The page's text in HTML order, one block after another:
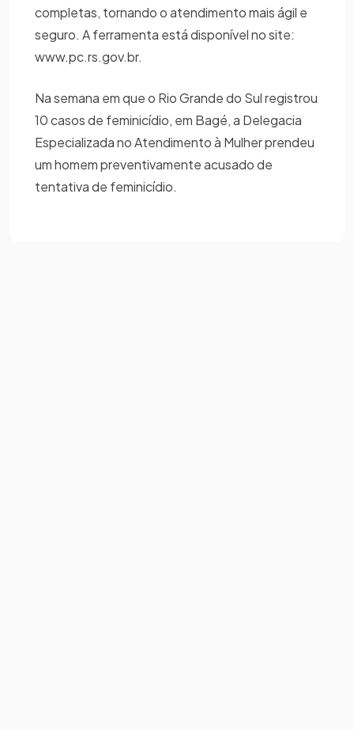
completas, tornando o atendimento mais ágil e
seguro. A ferramenta está disponível no site:
www.pc.rs.gov.br.
Na semana em que o Rio Grande do Sul registrou
10 casos de feminicídio, em Bagé, a Delegacia
Especializada no Atendimento à Mulher prendeu
um homem preventivamente acusado de
tentativa de feminicídio.